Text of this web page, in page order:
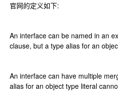
官网的定义如下:
An interface can be named in an
clause, but a type alias for an
An interface can have multiple
alias for an object type literal